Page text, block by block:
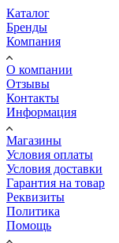
Каталог
Бренды
Компания
О компании
Отзывы
Контакты
Информация
Магазины
Условия оплаты
Условия доставки
Гарантия на товар
Реквизиты
Политика
Помощь